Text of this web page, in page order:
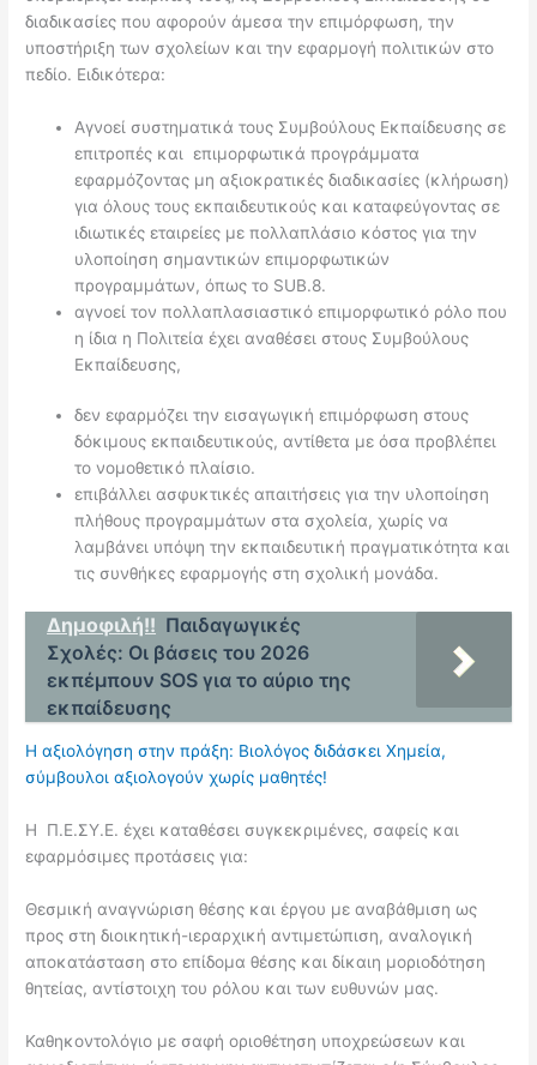
διαδικασίες που αφορούν άμεσα την επιμόρφωση, την
υποστήριξη των σχολείων και την εφαρμογή πολιτικών στο
πεδίο. Ειδικότερα:
Αγνοεί συστηματικά τους Συμβούλους Εκπαίδευσης σε
επιτροπές και επιμορφωτικά προγράμματα
εφαρμόζοντας μη αξιοκρατικές διαδικασίες (κλήρωση)
για όλους τους εκπαιδευτικούς και καταφεύγοντας σε
ιδιωτικές εταιρείες με πολλαπλάσιο κόστος για την
υλοποίηση σημαντικών επιμορφωτικών
προγραμμάτων, όπως το SUB.8.
αγνοεί τον πολλαπλασιαστικό επιμορφωτικό ρόλο που
η ίδια η Πολιτεία έχει αναθέσει στους Συμβούλους
Εκπαίδευσης,
δεν εφαρμόζει την εισαγωγική επιμόρφωση στους
δόκιμους εκπαιδευτικούς, αντίθετα με όσα προβλέπει
το νομοθετικό πλαίσιο.
επιβάλλει ασφυκτικές απαιτήσεις για την υλοποίηση
πλήθους προγραμμάτων στα σχολεία, χωρίς να
λαμβάνει υπόψη την εκπαιδευτική πραγματικότητα και
τις συνθήκες εφαρμογής στη σχολική μονάδα.
Δημοφιλή!! Παιδαγωγικές
Σχολές: Οι βάσεις του 2026
εκπέμπουν SOS για το αύριο της
εκπαίδευσης
Η αξιολόγηση στην πράξη: Βιολόγος διδάσκει Χημεία,
σύμβουλοι αξιολογούν χωρίς μαθητές!
Η Π.Ε.ΣΥ.Ε. έχει καταθέσει συγκεκριμένες, σαφείς και
εφαρμόσιμες προτάσεις για:
Θεσμική αναγνώριση θέσης και έργου με αναβάθμιση ως
προς στη διοικητική-ιεραρχική αντιμετώπιση, αναλογική
αποκατάσταση στο επίδομα θέσης και δίκαιη μοριοδότηση
θητείας, αντίστοιχη του ρόλου και των ευθυνών μας.
Καθηκοντολόγιο με σαφή οριοθέτηση υποχρεώσεων και